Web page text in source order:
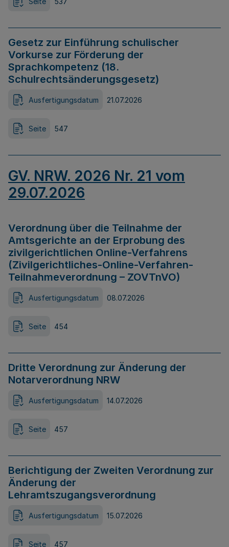
Gesetz zur Einführung schulischer
Vorkurse zur Förderung der
Sprachkompetenz (18.
Schulrechtsänderungsgesetz)
Ausfertigungsdatum 21.07.2026
Seite 547
GV. NRW. 2026 Nr. 21 vom
29.07.2026
Verordnung über die Teilnahme der
Amtsgerichte an der Erprobung des
zivilgerichtlichen Online-Verfahrens
(Zivilgerichtliches-Online-Verfahren-
Teilnahmeverordnung – ZOVTnVO)
Ausfertigungsdatum 08.07.2026
Seite 454
Dritte Verordnung zur Änderung der
Notarverordnung NRW
Ausfertigungsdatum 14.07.2026
Seite 457
Berichtigung der Zweiten Verordnung zur
Änderung der
Lehramtszugangsverordnung
Ausfertigungsdatum 15.07.2026
Seite 457